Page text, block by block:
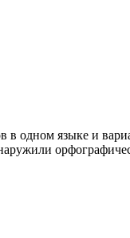
в одном языке и